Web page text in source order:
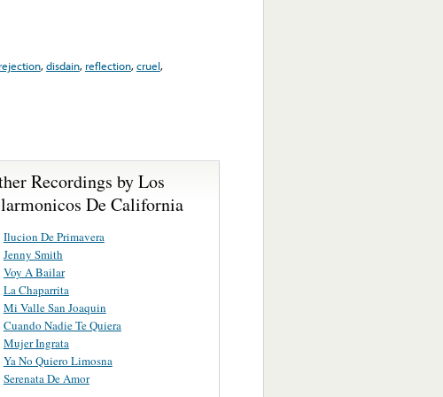
rejection,disdain, reflection,cruel,
Recordings by Los
De California
Ilucion De Primavera
Jenny Smith
Voy A Bailar
La Chaparrita
Mi Valle San Joaquin
Cuando Nadie Te Quiera
Mujer Ingrata
Ya No Quiero Limosna
Serenata De Amor